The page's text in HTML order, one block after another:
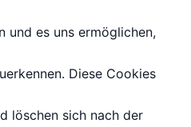
und es uns ermöglichen,
Diese Cookies
löschen sich nach der